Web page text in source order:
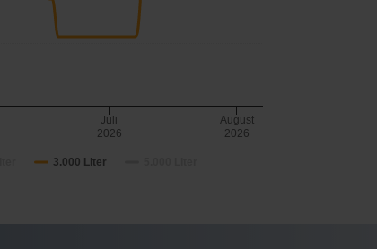
3.000 Liter
Juli
2026
August
2026